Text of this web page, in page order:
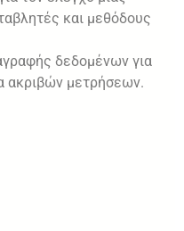
και μεθόδους
δεδομένων για
ακριβών μετρήσεων.